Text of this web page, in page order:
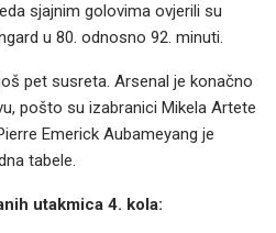
sjajnim golovima ovjerili su
u 80. odnosno 92. minuti.
pet susreta. Arsenal je konačno
pošto su izabranici Mikela Artete
Emerick Aubameyang je
tabele.
utakmica 4. kola: